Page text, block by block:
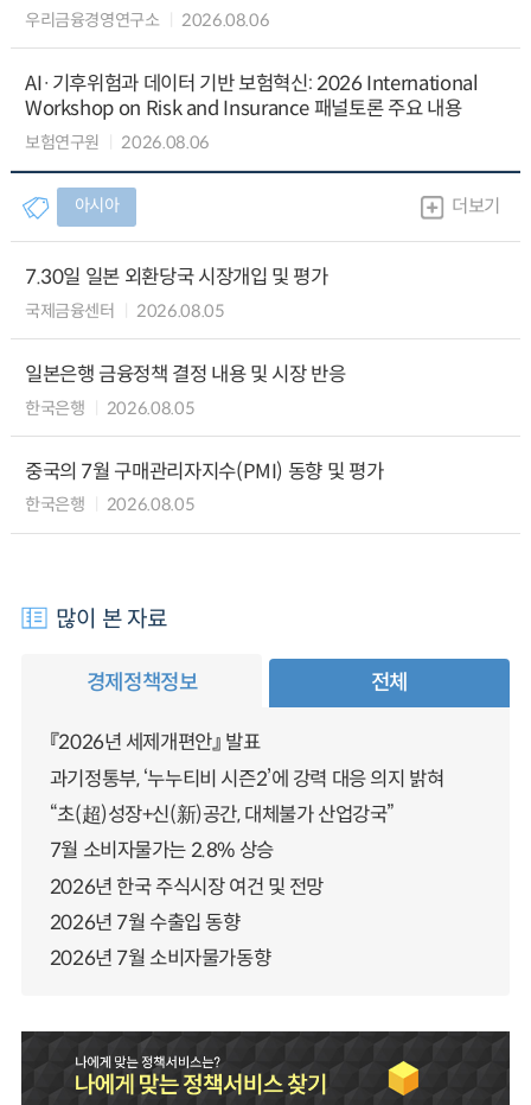
우리금융경영연구소 2026.08.06
AI·기후위험과 데이터 기반 보험혁신: 2026 International
Workshop on Risk and Insurance 패널토론 주요 내용
보험연구원 2026.08.06
아시아 더보기
7.30일 일본 외환당국 시장개입 및 평가
국제금융센터 2026.08.05
일본은행 금융정책 결정 내용 및 시장 반응
한국은행 2026.08.05
중국의 7월 구매관리자지수(PMI) 동향 및 평가
한국은행 2026.08.05
많이 본 자료
경제정책정보 전체
『2026년 세제개편안』 발표
과기정통부, ‘누누티비 시즌2’에 강력 대응 의지 밝혀
“초(超)성장+신(新)공간, 대체불가 산업강국”
7월 소비자물가는 2.8% 상승
2026년 한국 주식시장 여건 및 전망
2026년 7월 수출입 동향
2026년 7월 소비자물가동향